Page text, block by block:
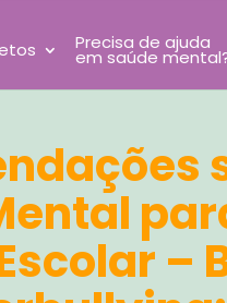
Precisa de ajuda
em saúde
–